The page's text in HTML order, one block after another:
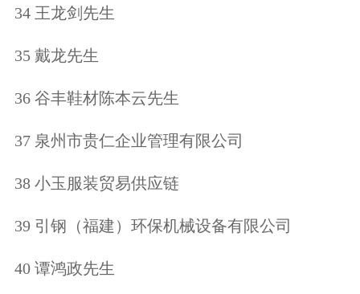
34 王龙剑先生
35 戴龙先生
36 谷丰鞋材陈本云先生
37 泉州市贵仁企业管理有限公司
38 小玉服装贸易供应链
39 引钢（福建）环保机械设备有限公司
40 谭鸿政先生